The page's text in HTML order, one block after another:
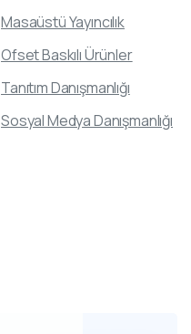
Masaüstü Yayıncılık
Ofset Baskılı Ürünler
Tanıtım Danışmanlığı
Sosyal Medya Danışmanlığı